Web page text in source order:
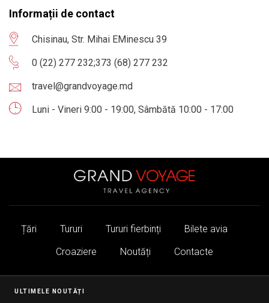
Informații de contact
Chisinau, Str. Mihai EMinescu 39
0 (22) 277 232;373 (68) 277 232
travel@grandvoyage.md
Luni - Vineri 9:00 - 19:00, Sâmbătă 10:00 - 17:00
Țări Tururi Tururi fierbinți
Bilete avia
Croaziere
Noutăți Contacte
ULTIMELE NOUTĂȚI